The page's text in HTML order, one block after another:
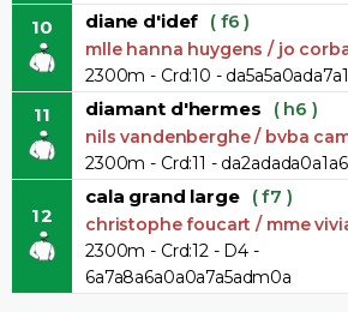
10 diane d'idef ( f6 )
mlle hanna huygens / jo
2300m - Crd:10 -
11 diamant d'hermes ( h6 )
nils vandenberghe / bvba
2300m - Crd:11 -
12
cala grand large ( f7 )
christophe foucart / mme
2300m - Crd:12 - D4 -
6a7a8a6a0a0a7a5adm0a